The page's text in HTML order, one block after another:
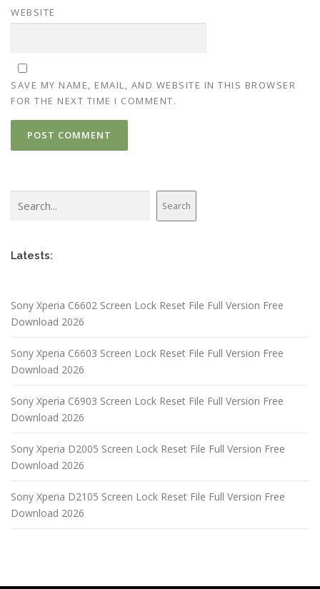
WEBSITE
SAVE MY NAME, EMAIL, AND WEBSITE IN THIS BROWSER
FOR THE NEXT TIME I COMMENT.
Search
Latests:
Sony Xperia C6602 Screen Lock Reset File Full Version Free
Download 2026
Sony Xperia C6603 Screen Lock Reset File Full Version Free
Download 2026
Sony Xperia C6903 Screen Lock Reset File Full Version Free
Download 2026
Sony Xperia D2005 Screen Lock Reset File Full Version Free
Download 2026
Sony Xperia D2105 Screen Lock Reset File Full Version Free
Download 2026